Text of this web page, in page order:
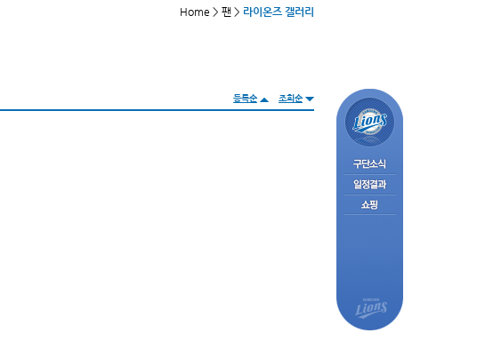
Home > 팬 > 라이온즈 갤러리
등록순 조회순